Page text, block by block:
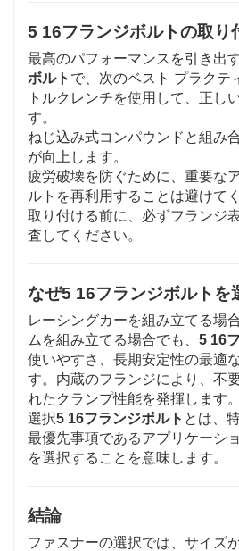
5 16フランジボルトの取り
最高のパフォーマンスを引き出
ボルト で、次のベスト プラクテ
トルクレンチを使用して、正し
す。
ねじ込み式コンパウンドと組み
が向上します。
疲労破壊を防ぐために、重要な
ルトを再利用することは避けて
取り付ける前に、必ずフランジ
査してください。
なぜ5 16フランジボルトを
レーシングカーを組み立てる場
ムを組み立てる場合でも、 5 16
使いやすさ、長期安定性の最適
す。内蔵のフランジにより、不
れたクランプ性能を発揮します。
選択5 16フランジボルト とは、
最優先事項であるアプリケーシ
を選択することを意味します。
結論
ファスナーの選択では、サイズ